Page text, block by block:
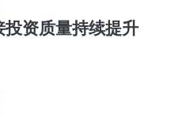
资质量持续提升